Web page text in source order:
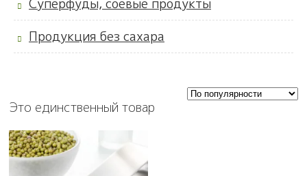
Суперфуды, соевые продукты
Продукция без сахара
Это единственный товар